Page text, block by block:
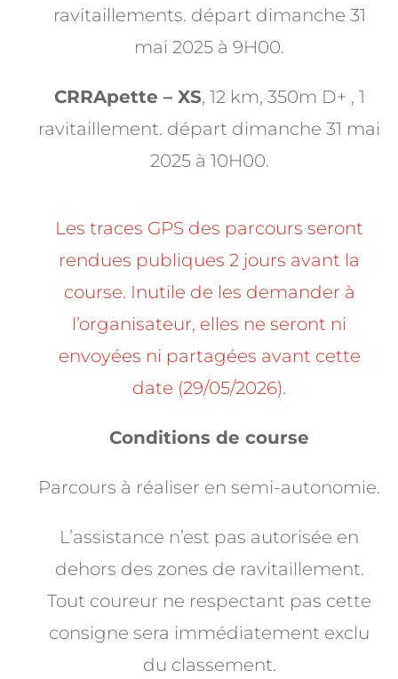
ravitaillements. départ dimanche 31
mai 2025 à 9H00.
CRRApette – XS, 12 km, 350m D+ , 1
ravitaillement. départ dimanche 31 mai
2025 à 10H00.
Les traces GPS des parcours seront
rendues publiques 2 jours avant la
course. Inutile de les demander à
l’organisateur, elles ne seront ni
envoyées ni partagées avant cette
date (29/05/2026).
Conditions de course
Parcours à réaliser en semi-autonomie.
L’assistance n’est pas autorisée en
dehors des zones de ravitaillement.
Tout coureur ne respectant pas cette
consigne sera immédiatement exclu
du classement.